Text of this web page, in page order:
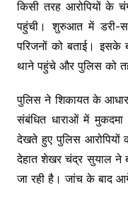
किसी तरह आरोपियों के
पहुंची। शुरुआत में डरी-
परिजनों को बताई। इसके
थाने पहुंचे और पुलिस को
पुलिस ने शिकायत के
संबंधित धाराओं में
देखते हुए पुलिस
देहात शेखर चंद्र सुयाल ने
जा रही है। जांच के बाद